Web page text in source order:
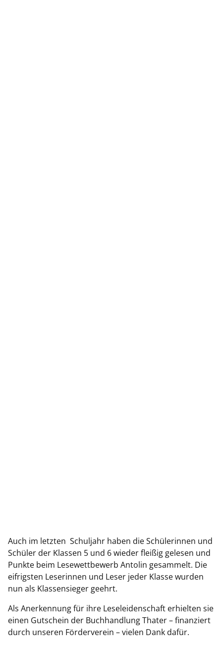
Auch im letzten Schuljahr haben die Schülerinnen und
Schüler der Klassen 5 und 6 wieder fleißig gelesen und
Punkte beim Lesewettbewerb Antolin gesammelt. Die
eifrigsten Leserinnen und Leser jeder Klasse wurden
nun als Klassensieger geehrt.
Als Anerkennung für ihre Leseleidenschaft erhielten sie
einen Gutschein der Buchhandlung Thater – finanziert
durch unseren Förderverein – vielen Dank dafür.